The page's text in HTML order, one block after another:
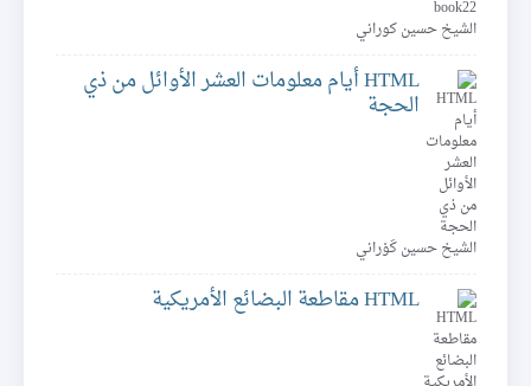
الشيخ حسين كوراني
HTML أيام معلومات العشر الأوائل من ذي
الحجة
الشيخ حسين كَوْراني
HTML مقاطعة البضائع الأمريكية